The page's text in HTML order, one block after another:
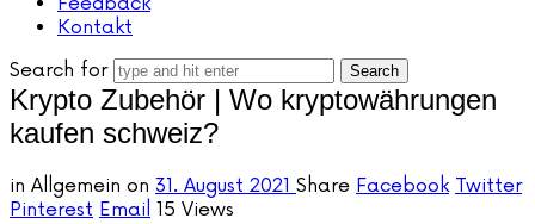
Kontakt
Search for
Krypto Zubehör | Wo kryptowährungen
kaufen schweiz?
in Allgemein on 31. August 2021 Share Facebook Twitter
Pinterest Email 15 Views